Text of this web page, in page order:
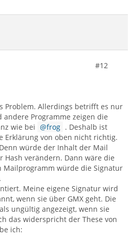
#12
Problem. Allerdings betrifft es nur
Programme zeigen die
wie bei
frog . Deshalb ist
Erklärung von oben nicht richtig.
würde der Inhalt der Mail
Hash verändern. Dann wäre die
Mailprogramm würde die Signatur
Meine eigene Signatur wird
wenn sie über GMX geht. Die
ungültig angezeigt, wenn sie
das widerspricht der These von
ich: